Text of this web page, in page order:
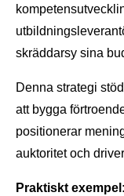
skräddarsy sina
Denna strategi
att bygga
positionerar
auktoritet och
Praktiskt exempel: